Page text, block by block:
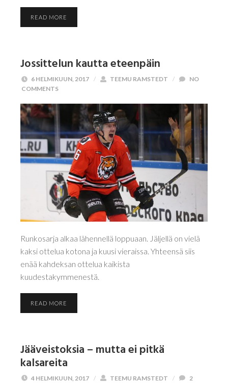
READ MORE
Jossittelun kautta eteenpäin
6 HELMIKUUN, 2017 / TEEMU RAMSTEDT /
NO
COMMENTS
Runkosarja alkaa lähennellä loppuaan. Jäljellä on vielä
kaksi ottelua kotona ja kuusi vieraissa. Yhteensä siis
enää kahdeksan ottelua kaikista
kuudestakymmenestä.
READ MORE
Jääveistoksia – mutta ei pitkä
kalsareita
4 HELMIKUUN, 2017 / TEEMU RAMSTEDT /
2